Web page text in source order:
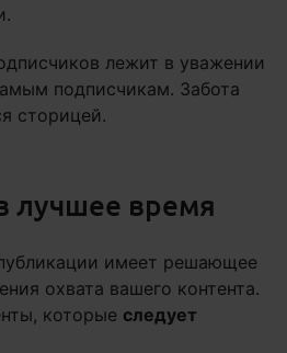
лежит в уважении
подписчикам. Забота
сторицей.
лучшее время
имеет решающее
охвата вашего контента.
которые следует